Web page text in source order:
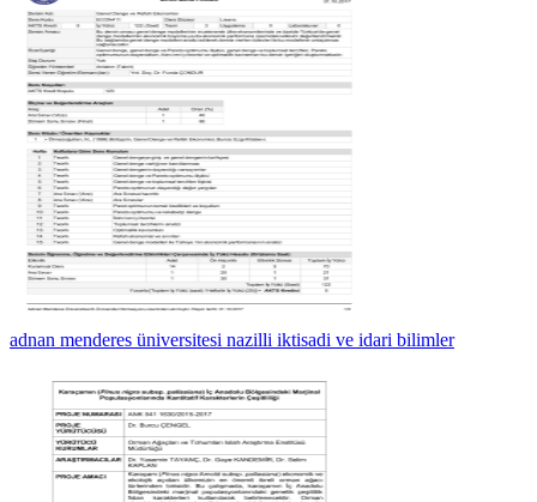
adnan menderes üniversitesi nazilli iktisadi ve idari bilimler